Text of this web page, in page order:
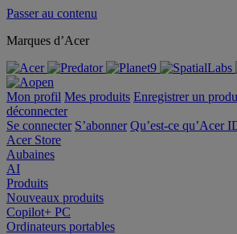
Passer au contenu
Marques d’Acer
Mon profil Mes produits Enregistrer un
déconnecter
Se connecter S’abonner Qu’est-ce qu’Acer
Acer Store
Aubaines
AI
Produits
Nouveaux produits
Copilot+ PC
Ordinateurs portables